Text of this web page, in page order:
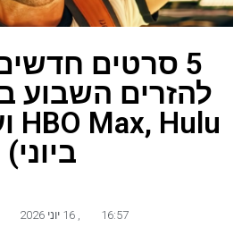
5 סרטים
להזרים השבוע
ביוני)
16:57 16 יוני 2026